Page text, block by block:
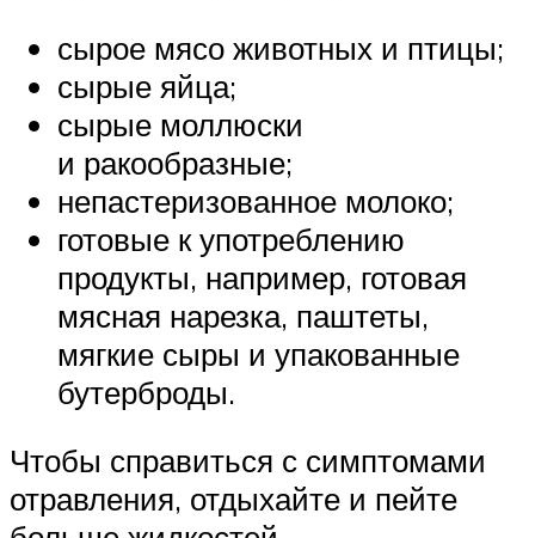
сырое мясо животных и птицы;
сырые яйца;
сырые моллюски
и ракообразные;
непастеризованное молоко;
готовые к употреблению
продукты, например, готовая
мясная нарезка, паштеты,
мягкие сыры и упакованные
бутерброды.
Чтобы справиться с симптомами
отравления, отдыхайте и пейте